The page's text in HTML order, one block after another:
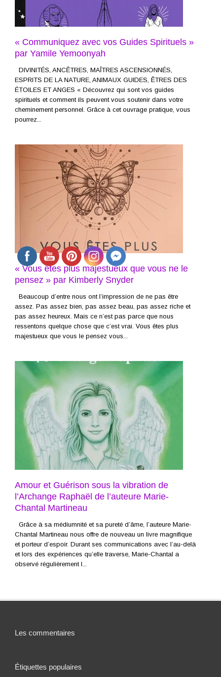
« Communiquez avec vos Guides Spirituels »
par Yamile Yemoonyah
DIVINITÉS, ANCÊTRES, MAÎTRES ASCENSIONNÉS,
ESPRITS DE LA NATURE, ANIMAUX GUIDES, ÊTRES DES
ÉTOILES ET ANGES « Découvrez qui sont vos guides
spirituels et comment ils peuvent vous soutenir dans votre
cheminement personnel. Grâce à cet ouvrage pratique, vous
pourrez...
« Vous êtes plus majestueux que vous ne le
pensez » par Kimberly Snyder
Beaucoup d’entre nous ont l’impression de ne pas être
assez. Pas assez bien, pas assez beau, pas assez riche et
pas assez heureux. Mais ce n’est pas parce que nous
ressentons quelque chose que c’est vrai. Vous êtes plus
majestueux que vous le pensez vous...
Amour et Guérison sous la vibration de
l’Archange Raphaël de l’auteure Marie-
Chantal Martineau
Grâce à sa médiumnité et sa pureté d’âme, l’auteure Marie-
Chantal Martineau nous offre de nouveau un livre magnifique
et porteur d’espoir. Durant ses communications avec l’au-delà
et lors des expériences qu’elle traverse, Marie-Chantal a
observé régulièrement l...
Les commentaires
Étiquettes populaires